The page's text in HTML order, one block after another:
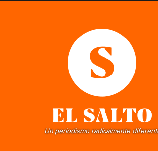
Un periodismo radicalmente